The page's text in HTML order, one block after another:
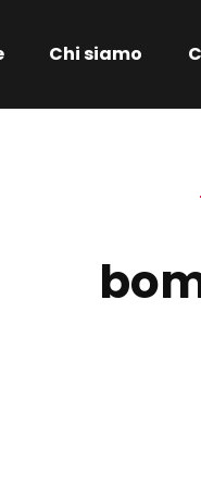
Chi siamo